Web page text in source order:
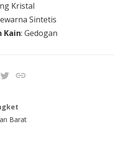
Kristal
Sintetis
Kain: Gedogan
Barat